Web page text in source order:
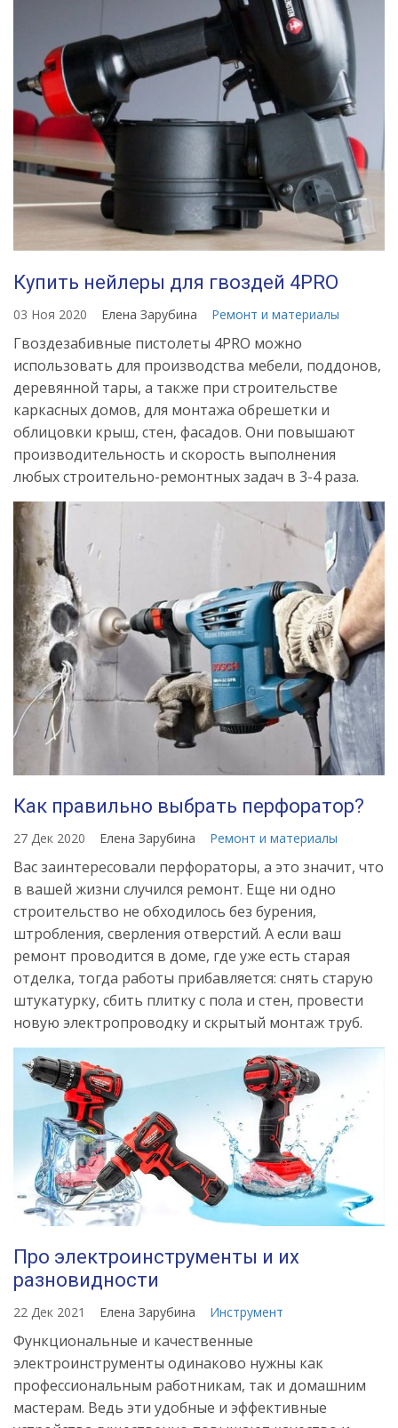
Купить нейлеры для гвоздей 4PRO
03 Ноя 2020 Елена Зарубина Ремонт и материалы
Гвоздезабивные пистолеты 4PRO можно
использовать для производства мебели, поддонов,
деревянной тары, а также при строительстве
каркасных домов, для монтажа обрешетки и
облицовки крыш, стен, фасадов. Они повышают
производительность и скорость выполнения
любых строительно-ремонтных задач в 3-4 раза.
Как правильно выбрать перфоратор?
27 Дек 2020 Елена Зарубина Ремонт и материалы
Вас заинтересовали перфораторы, а это значит, что
в вашей жизни случился ремонт. Еще ни одно
строительство не обходилось без бурения,
штробления, сверления отверстий. А если ваш
ремонт проводится в доме, где уже есть старая
отделка, тогда работы прибавляется: снять старую
штукатурку, сбить плитку с пола и стен, провести
новую электропроводку и скрытый монтаж труб.
Про электроинструменты и их
разновидности
22 Дек 2021 Елена Зарубина Инструмент
Функциональные и качественные
электроинструменты одинаково нужны как
профессиональным работникам, так и домашним
мастерам. Ведь эти удобные и эффективные